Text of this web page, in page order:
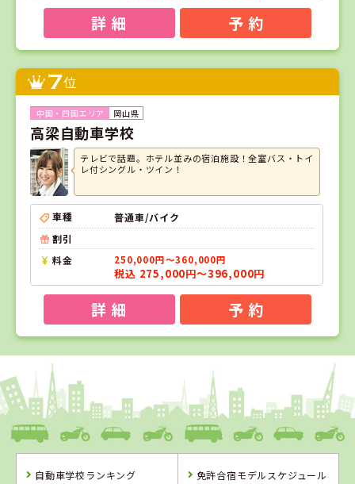
詳 細 予 約
7位
岡山県
高梁自動車学校
テレビで話題。ホテル並みの宿泊施設！全室バス・トイ
レ付シングル・ツイン！
車種
普通車/バイク
割引
料金
250,000円～360,000円
税込 275,000円～396,000円
詳 細 予 約
1
岡山県
新倉敷自動車学校
自動車学校ランキング 免許合宿モデルスケジュール